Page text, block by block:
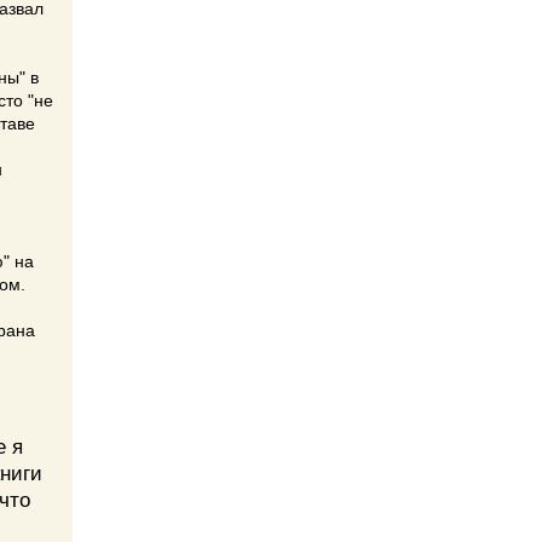
в
"не
на
я